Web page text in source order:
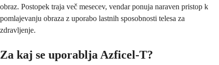
obraz. Postopek traja več mesecev, vendar ponuja naraven pristop k
pomlajevanju obraza z uporabo lastnih sposobnosti telesa za
zdravljenje.
Za kaj se uporablja Azficel-T?